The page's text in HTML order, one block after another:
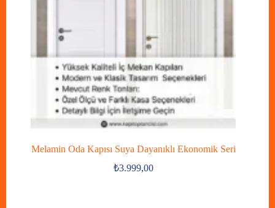
Melamin Oda Kapısı Suya Dayanıklı Ekonomik Seri
₺3.999,00